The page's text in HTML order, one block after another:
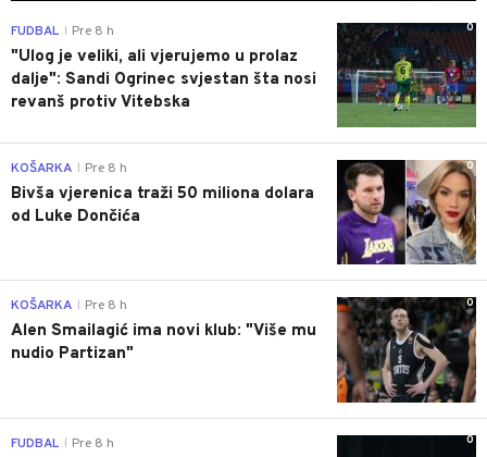
0
FUDBAL Pre 8 h
"Ulog je veliki, ali vjerujemo u prolaz
dalje": Sandi Ogrinec svjestan šta nosi
revanš protiv Vitebska
0
KOŠARKA Pre 8 h
Bivša vjerenica traži 50 miliona dolara
od Luke Dončića
0
KOŠARKA Pre 8 h
Alen Smailagić ima novi klub: "Više mu
nudio Partizan"
0
FUDBAL Pre 8 h